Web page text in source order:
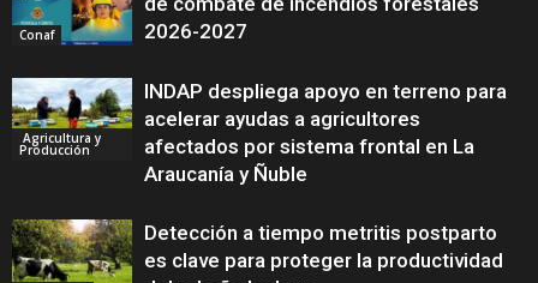
Conaf
2026-2027
Agricultura y
Producción
INDAP despliega apoyo en terreno para
acelerar ayudas a agricultores
afectados por sistema frontal en La
Araucanía y Ñuble
Detección a tiempo metritis postparto
es clave para proteger la productividad